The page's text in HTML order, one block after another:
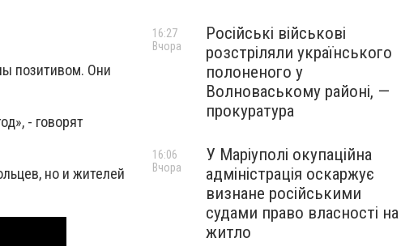
позитивом. Они
- говорят
но и жителей
Російські військові
розстріляли українського
полоненого у
Волноваському районі, —
прокуратура
16:27
Вчора
У Маріуполі окупаційна
адміністрація оскаржує
визнане російськими
судами право власності на
житло
16:06
Вчора